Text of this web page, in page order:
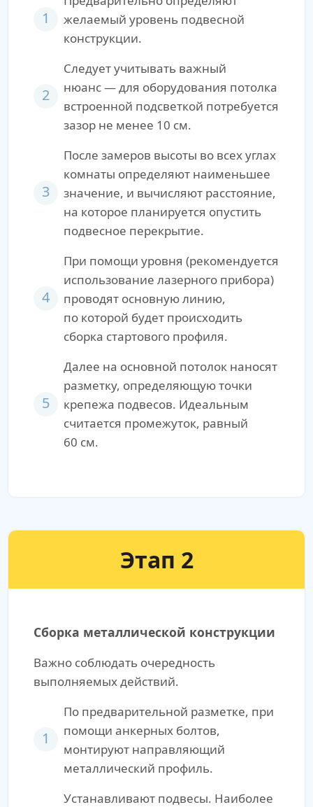
1
желаемый уровень подвесной
конструкции.
2
Следует учитывать важный
нюанс — для оборудования потолка
встроенной подсветкой потребуется
зазор не менее 10 см.
3
После замеров высоты во всех углах
комнаты определяют наименьшее
значение, и вычисляют расстояние,
на которое планируется опустить
подвесное перекрытие.
4
При помощи уровня (рекомендуется
использование лазерного прибора)
проводят основную линию,
по которой будет происходить
сборка стартового профиля.
5
Далее на основной потолок наносят
разметку, определяющую точки
крепежа подвесов. Идеальным
считается промежуток, равный
60 см.
Этап 2
Сборка металлической конструкции
Важно соблюдать очередность
выполняемых действий.
1
По предварительной разметке, при
помощи анкерных болтов,
монтируют направляющий
металлический профиль.
Устанавливают подвесы. Наиболее